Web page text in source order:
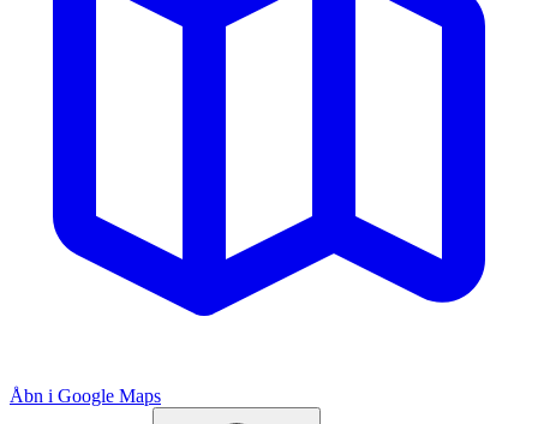
Åbn i Google Maps